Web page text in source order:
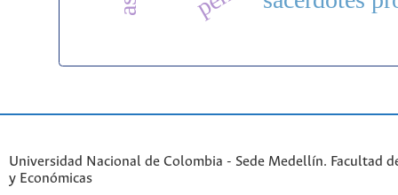
Universidad Nacional de Colombia - Sede Medellín. Facultad
y Económicas